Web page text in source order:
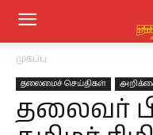
முகப்பு
தலைமைச் செய்திகள்
தலைவர்